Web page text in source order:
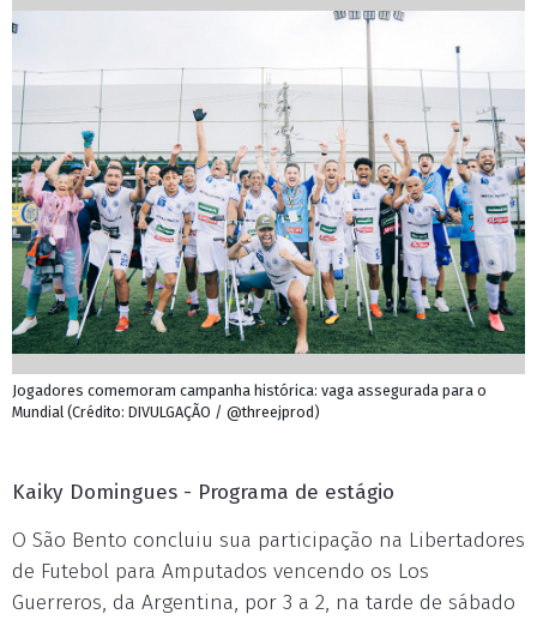
Jogadores comemoram campanha histórica: vaga assegurada para o
Mundial (Crédito: DIVULGAÇÃO / @threejprod)
Kaiky Domingues - Programa de estágio
O São Bento concluiu sua participação na Libertadores
de Futebol para Amputados vencendo os Los
Guerreros, da Argentina, por 3 a 2, na tarde de sábado